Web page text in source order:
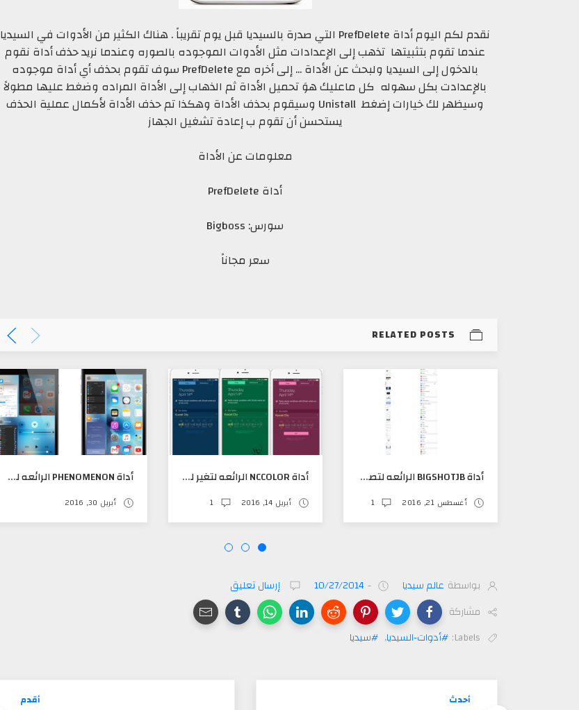
نقدم لكم اليوم أداة PrefDelete التي صدرة بالسيديا قبل يوم تقريباً . هناك الكثير من الأدوات في السيديا
عندما تقوم بتثبيتها تذهب إلى الإعدادات مثل الأدوات الموجوده بالصوره وعندما نريد حذف أداة نقوم
بالدخول إلى السيديا ولبحث عن الأداة ... إلى أخره مع
PrefDelete سوف تقوم بحذف أي أداة موجوده
بالإعدادت بكل سهوله كل ماعليك هوَ تحميل الأداة ثم الذهاب إلى الأداة المراده وضغط عليها مطولاً
وسيظهر لك خيارات إضغط Unistall وسيقوم بحذف الأداة وهكذا تم حذف الأداة لأكمال عملية الحذف
يستحسن أن تقوم ب إعادة تشغيل الجهاز
معلومات عن الأداة
أداة PrefDelete
سورس: Bigboss
سعر مجاناً
RELATED POSTS
أداة BIGSHOTJB الرائعه لتصوير الشاشة كامله
أغسطس 21, 2016 1
أداة NCCOLOR الرائعه لتغير لون مركز الإشعارات كما تريد
أبريل 14, 2016 1
أداة PHENOMENON الرائعه لتغير طريقة عرض الملتي تاسك
أبريل 30, 2016
بواسطة عالم سيديا -
10/27/2014
إرسال تعليق
مشاركة
Labels: #أدوات-السيديا, #سيديا
أحدث أقدم